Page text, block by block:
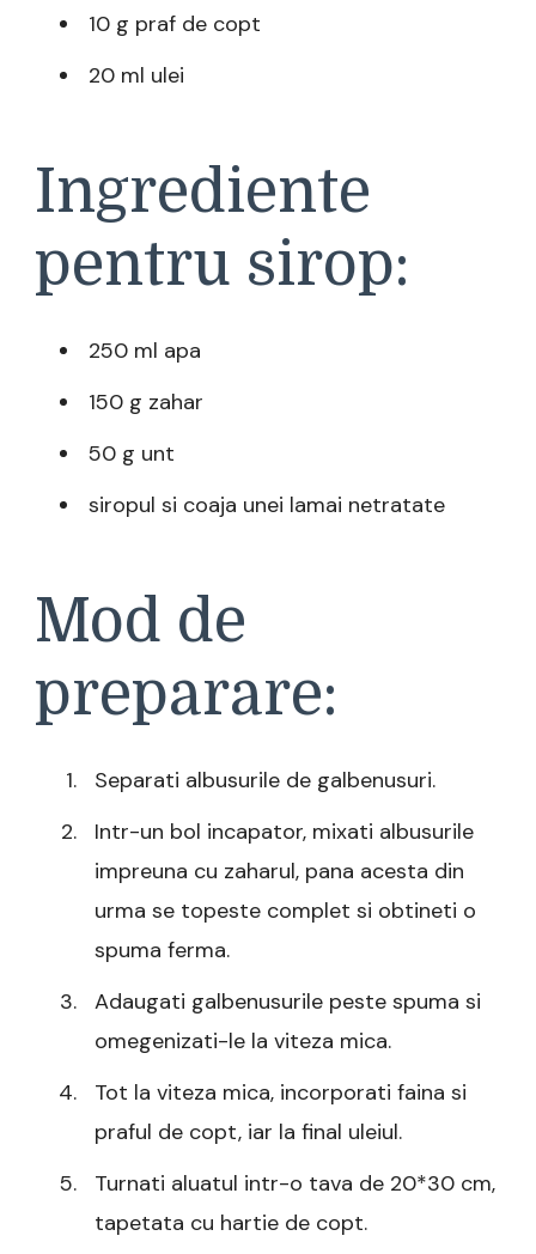
10 g praf de copt
20 ml ulei
Ingrediente
pentru sirop:
250 ml apa
150 g zahar
50 g unt
siropul si coaja unei lamai netratate
Mod de
preparare:
Separati albusurile de galbenusuri.
Intr-un bol incapator, mixati albusurile
impreuna cu zaharul, pana acesta din
urma se topeste complet si obtineti o
spuma ferma.
Adaugati galbenusurile peste spuma si
omegenizati-le la viteza mica.
Tot la viteza mica, incorporati faina si
praful de copt, iar la final uleiul.
Turnati aluatul intr-o tava de 20*30 cm,
tapetata cu hartie de copt.